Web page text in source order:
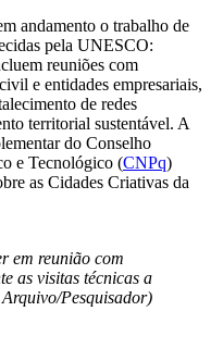
andamento o trabalho de
pela UNESCO:
reuniões com
e entidades empresariais,
de redes
territorial sustentável. A
do Conselho
e Tecnológico (CNPq)
as Cidades Criativas da
em reunião com
as visitas técnicas a
Pesquisador)